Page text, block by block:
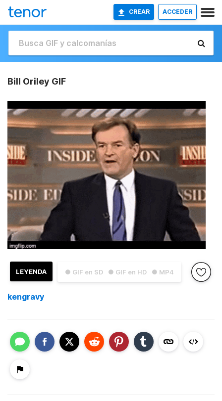
CREAR ACCEDER
Bill Oriley GIF
● GIF en SD ● GIF en HD ● MP4
LEYENDA
kengravy